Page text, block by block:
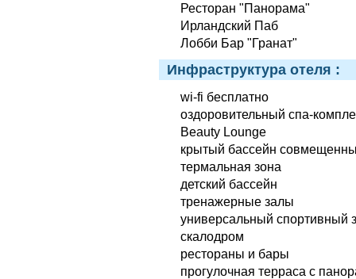
Ресторан "Панорама"
Ирландский Паб
Лобби Бар "Гранат"
Инфраструктура отеля :
wi-fi бесплатно
оздоровительный спа-
Beauty Lоunge
крытый бассейн
термальная зона
детский бассейн
тренажерные залы
универсальный спортивный
скалодром
рестораны и бары
прогулочная терраса с